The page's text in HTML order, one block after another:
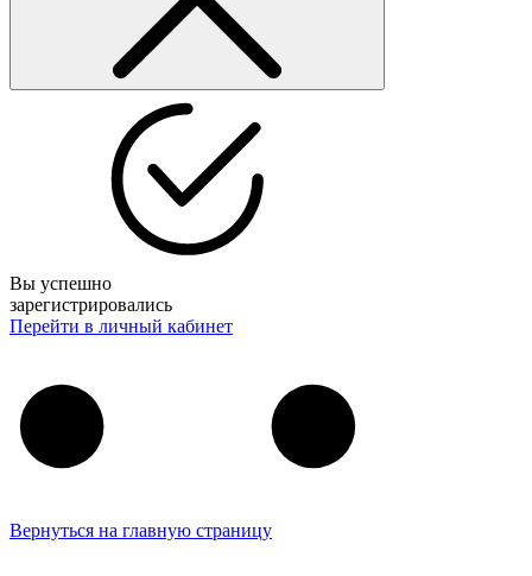
Вы успешно
зарегистрировались
Перейти в личный кабинет
Вернуться на главную страницу